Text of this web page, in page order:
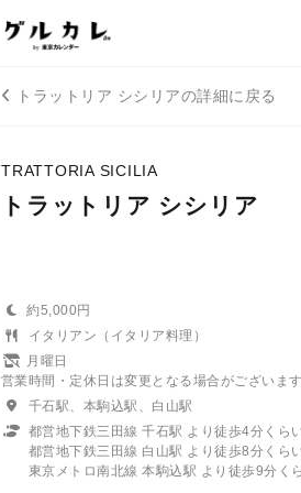
トラットリア シシリアの詳細に戻る
TRATTORIA SICILIA
トラットリア シシリア
約5,000円
イタリアン（イタリア料理）
月曜日
営業時間・定休日は変更となる場合がございま
千石駅、本駒込駅、白山駅
都営地下鉄三田線 千石駅 より徒歩4分くら
都営地下鉄三田線 白山駅 より徒歩8分くら
東京メトロ南北線 本駒込駅 より徒歩9分く